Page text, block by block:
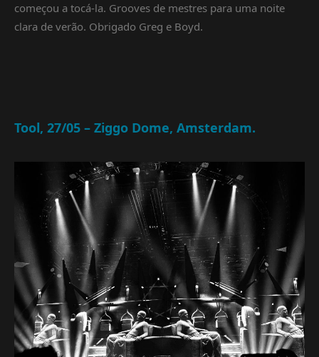
começou a tocá-la. Grooves de mestres para uma noite
clara de verão. Obrigado Greg e Boyd.
Tool, 27/05 – Ziggo Dome, Amsterdam.